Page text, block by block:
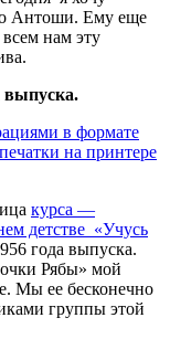
Антоши. Ему еще
нам эту
выпуска.
в формате
на принтере
курса —
детстве «Учусь
года выпуска.
Рябы» мой
Мы ее бесконечно
группы этой